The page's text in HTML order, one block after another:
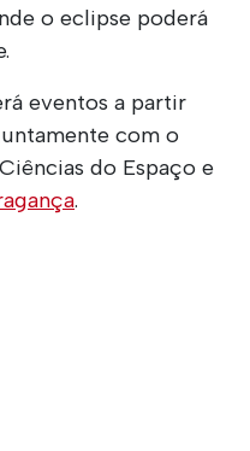
o eclipse poderá
eventos a partir
com o
do Espaço e
.